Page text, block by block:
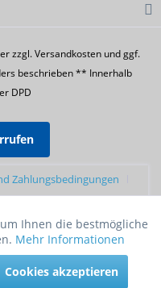
zzgl. Versandkosten und ggf.
beschrieben ** Innerhalb
DPD
Zahlungsbedingungen
Erfahrungen
Aktiv
Aktiv
Ihnen die bestmögliche
Mehr Informationen
Cookies akzeptieren